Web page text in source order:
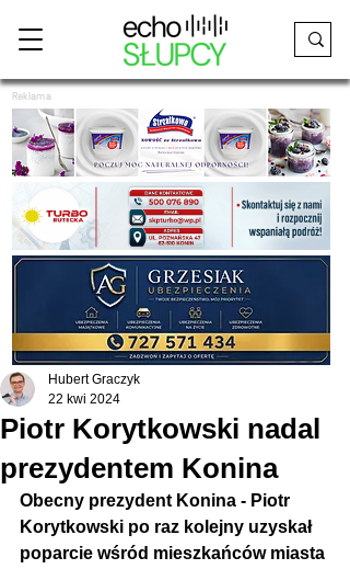
Reklama
Piotr Korytkowski nadal
prezydentem Konina
Hubert Graczyk
22 kwi 2024
Obecny prezydent Konina - Piotr
Korytkowski po raz kolejny uzyskał
poparcie wśród mieszkańców miasta